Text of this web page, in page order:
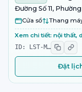
Đường Số 11,
Cửa sổ Thang
Xem chi tiết: nội thất,
ID:
LST-M…
Đặt